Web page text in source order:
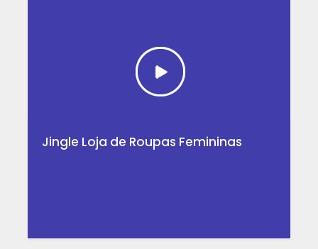
Jingle Loja de Roupas Femininas